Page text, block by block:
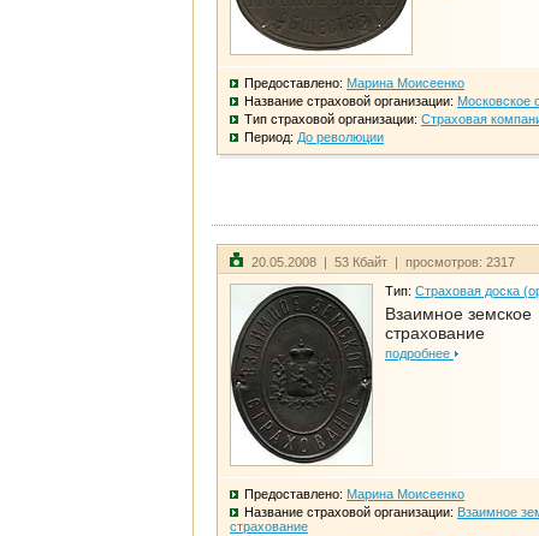
Предоставлено: Марина Моисеенко
Название страховой организации: Московское
Тип страховой организации: Страховая
Период: До революции
20.05.2008 | 53 Кбайт | просмотров: 2317
Тип: Страховая доска
Взаимное земское
страхование
подробнее
Предоставлено: Марина Моисеенко
Название страховой организации: Взаимное
страхование